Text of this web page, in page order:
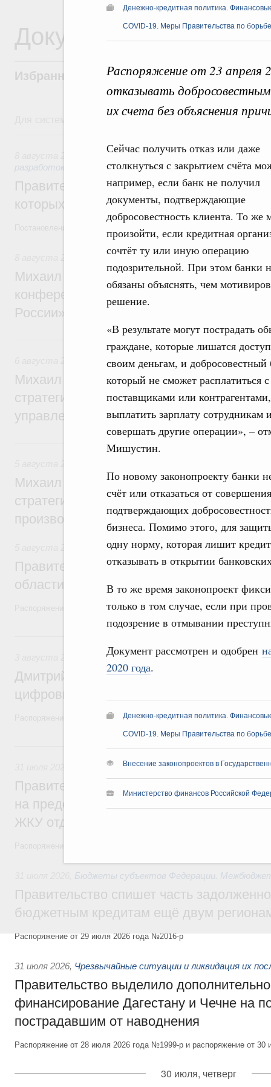
Денежно-кредитная политика.
COVID-19. Меры Правительства по
Распоряжение от 23
отказывать
их счета без объяснения
Сейчас получить отказ или даже
столкнуться с закрытием счёта
например, если банк не получил
документы, подтверждающие
добросовестность клиента. То же
произойти, если кредитная
сочтёт ту или иную операцию
подозрительной. При этом банки
обязаны объяснять, чем
решение.
«В результате могут пострадать
граждане, которые лишатся
своим деньгам, и добросовестный
который не сможет расплатиться с
поставщиками или контрагентами,
выплатить зарплату сотрудникам
совершать другие операции», –
Мишустин.
По новому законопроекту банки
счёт или отказаться от
подтверждающих
бизнеса. Помимо этого, для
одну норму, которая лишит
отказывать в открытии
В то же время законопроект
только в том случае, если при
подозрение в отмывании
Документ рассмотрен и одобрен
2020 года.
Денежно-кредитная политика.
COVID-19. Меры Правительства по
Внесение законопроектов в
Министерство финансов Российской
Документы
Избранные документы со справками к
Для системного поиска перейдите в раздел "Поиск по
Государственная политика в сфере
разработок
Правительство расширило перечень
которых освобождаются от НДФЛ
Постановление от 5 августа 2026 года №978
Отрасль информационных технологий
Михаил Мишустин дал поручения по
конференции «Цифровая индустрия
России»
6 августа, четверг
Технологическое развитие. Инновации
Михаил Мишустин дал поручения по
стратегической сессии о
управления научно-технологическим
Михаил Мишустин дал поручения по
стратегической сессии, посвящённой
производительности труда
Национальный проект «Экологическое
Правительство увеличило объём
области в рамках федерального
Распоряжение от 3 августа 2026 года №2067-р
Регулирование в сфере торговли.
Дмитрий Григоренко возглавил штаб по
цифровых платформ
Распоряжение от 25 июля 2026 года №1966-р
31 июля, пятница
Социальная поддержка отдельных
Правительство направит регионам
на предоставление мер социальной
ЖКУ отдельным категориям граждан
Бюджеты субъектов Федерации.
Правительство спишет часть
бюджетным кредитам ещё двум
Распоряжение от 29 июля 2026 года №2016-р
31 июля 2026, Чрезвычайные ситуации и ликвидация их
Правительство выделило
финансирование Дагестану и Чечне на
пострадавшим от наводнения
Распоряжение от 28 июля 2026 года №1999-р и распоряжение от
30 июля, четверг